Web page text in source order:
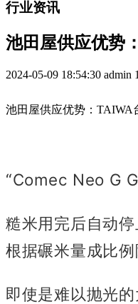
行业资讯
池田屋供应优势
2024-05-09 18:54:30 admin
池田屋供应优势：TAIWA
“Comec Neo G
糙米用完后自动
根据碾米量成比例
即使是难以抛光